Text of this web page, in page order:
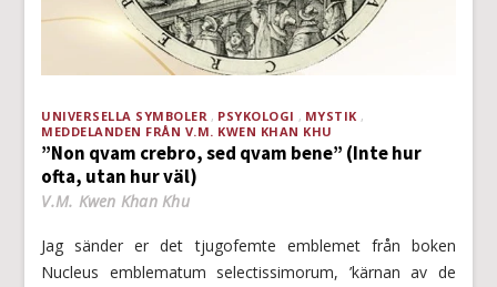
UNIVERSELLA SYMBOLER PSYKOLOGI
MYSTIK
MEDDELANDEN FRÅN V.M. KWEN KHAN KHU
”Non qvam crebro, sed qvam bene” (Inte hur
ofta, utan hur väl)
V.M. Kwen Khan Khu
Jag sänder er det tjugofemte emblemet från boken
Nucleus emblematum selectissimorum, ’kärnan av de